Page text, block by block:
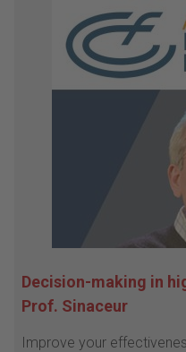
Decision-making in
Prof. Sinaceur
Improve your